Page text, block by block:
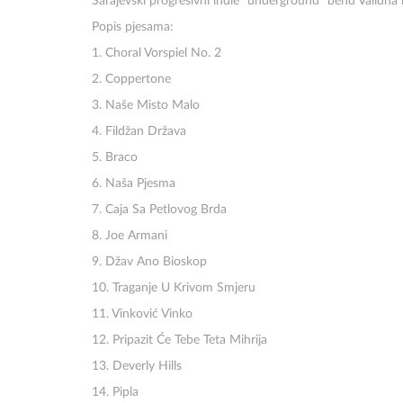
Popis pjesama:
1. Choral Vorspiel No. 2
2. Coppertone
3. Naše Misto Malo
4. Fildžan Država
5. Braco
6. Naša Pjesma
7. Caja Sa Petlovog Brda
8. Joe Armani
9. Džav Ano Bioskop
10. Traganje U Krivom Smjeru
11. Vinković Vinko
12. Pripazit Će Tebe Teta Mihrija
13. Deverly Hills
14. Pipla